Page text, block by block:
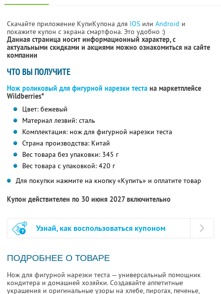
Скачайте приложение КупиКупона для IOS или Android и
покажите купон с экрана смартфона. Это удобно :)
Данная страница носит информационный характер, с
актуальными скидками и акциями можно ознакомиться на сайте
компании
ЧТО ВЫ ПОЛУЧИТЕ
Нож роликовый для фигурной нарезки теста на маркетплейсе
Wildberries*
Цвет: бежевый
Материал лезвий: сталь
Комплектация: нож для фигурной нарезки теста
Страна производства: Китай
Вес товара без упаковки: 345 г
Вес товара с упаковкой: 420 г
Для покупки нажмите на кнопку «Купить» и оплатите товар
Купон действителен по 30 июня 2027 включительно
Узнай, как воспользоваться купоном
ПОДРОБНЕЕ О ТОВАРЕ
Нож для фигурной нарезки теста — универсальный помощник
кондитера и домашней хозяйки. Создавайте аппетитные
украшения и оригинальные узоры на хлебе, пирогах, печенье,